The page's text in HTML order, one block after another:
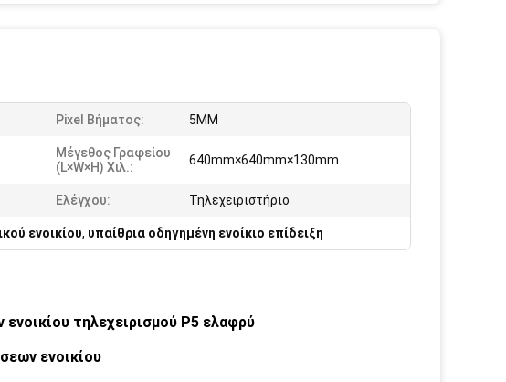
Pixel Βήματος: 5MM
Μέγεθος Γραφείου
(L×W×H) Χιλ.:
640mm×640mm×130mm
Ελέγχου: Τηλεχειριστήριο
ενοικίου, υπαίθρια οδηγημένη ενοίκιο επίδειξη
τηλεχειρισμού P5 ελαφρύ
ενοικίου